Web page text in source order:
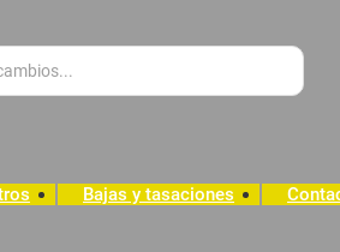
Bajas y tasaciones